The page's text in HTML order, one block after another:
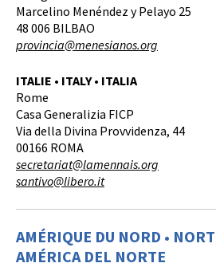
Marcelino Menéndez y Pelayo 25
48 006 BILBAO
provincia@menesianos.org
ITALIE • ITALY • ITALIA
Rome
Casa Generalizia FICP
Via della Divina Provvidenza, 44
00166 ROMA
secretariat@lamennais.org
santivo@libero.it
AMÉRIQUE DU NORD •
AMÉRICA DEL NORTE